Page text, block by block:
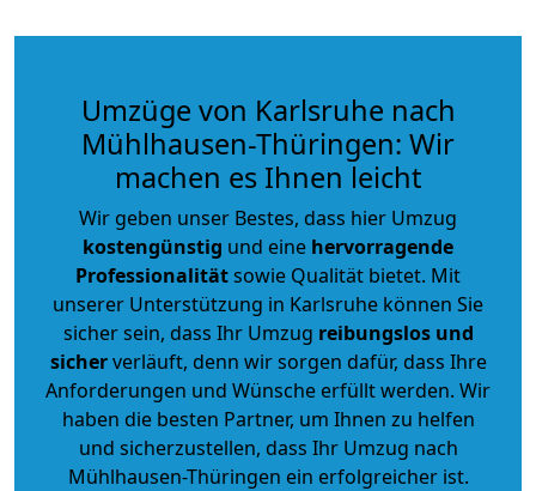
Umzüge von Karlsruhe nach
Mühlhausen-Thüringen: Wir
machen es Ihnen leicht
Wir geben unser Bestes, dass hier Umzug
kostengünstig und eine hervorragende
Professionalitätsowie Qualität bietet. Mit
unserer Unterstützung in Karlsruhe können Sie
sicher sein, dass Ihr Umzug reibungslos und
sicherverläuft, denn wir sorgen dafür, dass Ihre
Anforderungen und Wünsche erfüllt werden. Wir
haben die besten Partner, um Ihnen zu helfen
und sicherzustellen, dass Ihr Umzug nach
Mühlhausen-Thüringen ein erfolgreicher ist.